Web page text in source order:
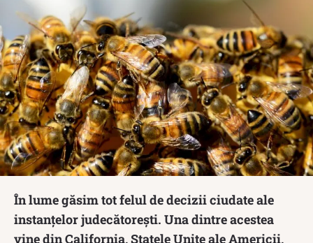
În lume găsim tot felul de decizii ciudate ale
instanțelor judecătorești. Una dintre acestea
vine din California, Statele Unite ale Americii,